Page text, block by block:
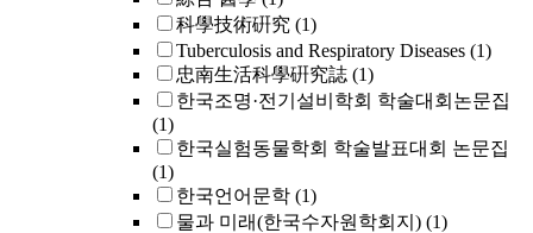
科學技術硏究 (1)
Tuberculosis and Respiratory Diseases (1)
忠南生活科學硏究誌 (1)
한국조명·전기설비학회 학술대회논문집
(1)
한국실험동물학회 학술발표대회 논문집
(1)
한국언어문학 (1)
물과 미래(한국수자원학회지) (1)